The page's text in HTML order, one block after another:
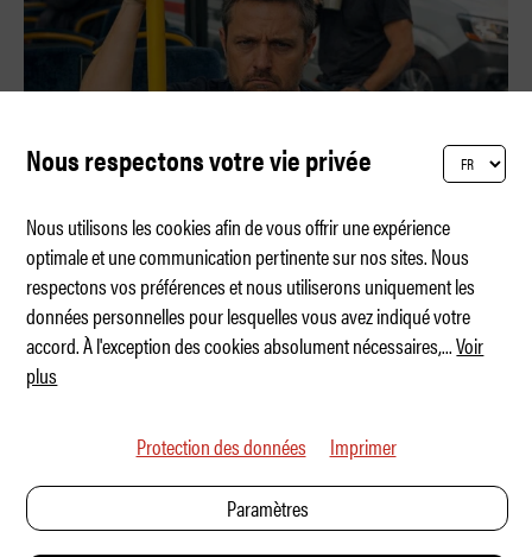
Le bus – mon ennemi naturel
Nous respectons votre vie privée
Nous utilisons les cookies afin de vous offrir une expérience
optimale et une communication pertinente sur nos sites. Nous
respectons vos préférences et nous utiliserons uniquement les
données personnelles pour lesquelles vous avez indiqué votre
accord. À l'exception des cookies absolument nécessaires,...Voir
plus
Protection des données Imprimer
Paramètres